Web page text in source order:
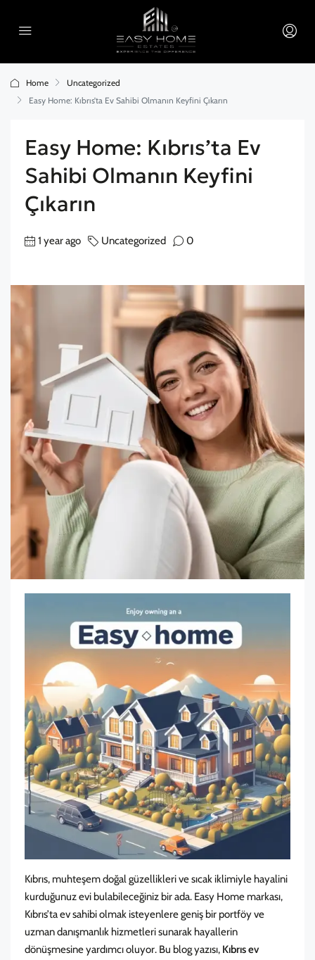
Home
Uncategorized
Easy Home: Kıbrıs’ta Ev Sahibi Olmanın Keyfini Çıkarın
Easy Home: Kıbrıs’ta Ev
Sahibi Olmanın Keyfini
Çıkarın
1 year ago Uncategorized 0
Kıbrıs, muhteşem doğal güzellikleri ve sıcak iklimiyle hayalini
kurduğunuz evi bulabileceğiniz bir ada. Easy Home markası,
Kıbrıs’ta ev sahibi olmak isteyenlere geniş bir portföy ve
uzman danışmanlık hizmetleri sunarak hayallerin
dönüşmesine yardımcı oluyor. Bu blog yazısı, Kıbrıs ev